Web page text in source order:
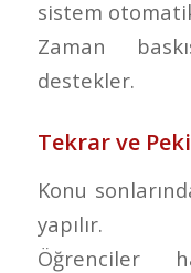
sistem
Zaman
destekler.
Tekrar ve
Konu
yapılır.
Öğrenciler